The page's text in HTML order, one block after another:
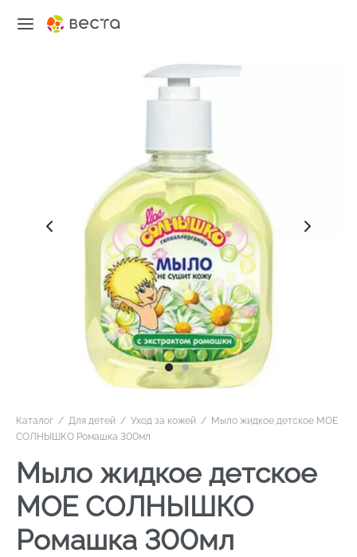
Каталог / Для детей / Уход за кожей / Мыло жидкое детское МОЕ
СОЛНЫШКО Ромашка 300мл
Мыло жидкое детское
МОЕ СОЛНЫШКО
Ромашка 300мл